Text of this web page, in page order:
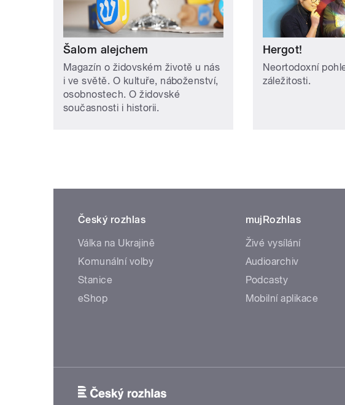
Šalom alejchem
Magazín o židovském životě u nás
i ve světě. O kultuře, náboženství,
osobnostech. O židovské
současnosti i historii.
Hergot!
Neortodoxní
záležitosti.
Český rozhlas
Válka na Ukrajině
Komunální volby
Stanice
eShop
mujRozhlas
Živé vysílání
Audioarchiv
Podcasty
Mobilní aplikace